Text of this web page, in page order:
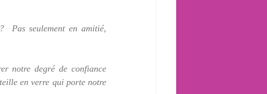
Pas seulement en amitié,
notre degré de confiance
en verre qui porte notre